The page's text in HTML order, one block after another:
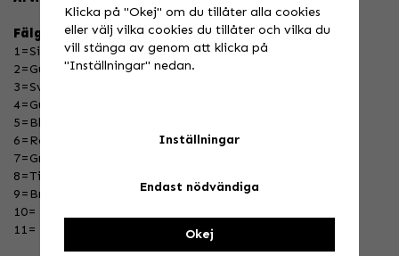
Fälg/Nav färger:
1=Silver
2=Guld
3=Svart
4=Gul
5=Blå
6=Röd (Endast nav)
7=Grön (Endast nav)
8=Titanium (Endast nav)
9=Brons (Endast nav)
10= Orange (Endast nav)
11= A60 (Endast fälg)
Klicka på "Okej" om du tillåter alla cookies
eller välj vilka cookies du tillåter och vilka du
vill stänga av genom att klicka på
"Inställningar" nedan.
Inställningar
Endast nödvändiga
Okej